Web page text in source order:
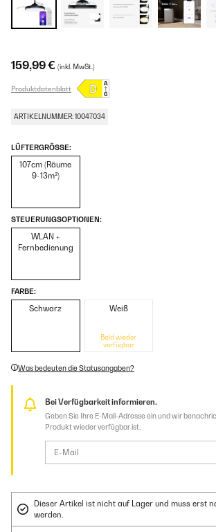
159,99 € (inkl. MwSt.)
Produktdatenblatt
ARTIKELNUMMER: 10047034
LÜFTERGRÖSSE:
107cm (Räume
9-13m²)
STEUERUNGSOPTIONEN:
WLAN +
Fernbedienung
FARBE:
Schwarz Weiß
Bald wieder
verfügbar
Was bedeuten die Statusangaben?
Bei Verfügbarkeit informieren.
Geben Sie Ihre E-Mail-Adresse ein und wir
Produkt wieder verfügbar ist.
Dieser Artikel ist nicht auf Lager und muss erst
werden.